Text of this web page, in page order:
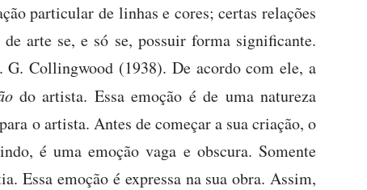
particular de linhas e cores; certas relações
arte se, e só se, possuir forma significante.
Collingwood (1938). De acordo com ele, a
do artista. Essa emoção é de uma natureza
o artista. Antes de começar a sua criação, o
é uma emoção vaga e obscura. Somente
Essa emoção é expressa na sua obra. Assim,